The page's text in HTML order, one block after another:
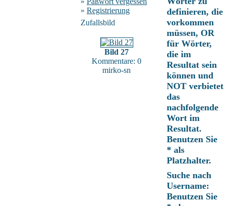
» Registrierung
Zufallsbild
Bild 27
Kommentare: 0
mirko-sn
definieren, die
vorkommen
müssen, OR
für Wörter,
die im
Resultat sein
können und
NOT verbietet
das
nachfolgende
Wort im
Resultat.
Benutzen Sie
* als
Platzhalter.
Suche nach
Username:
Benutzen Sie